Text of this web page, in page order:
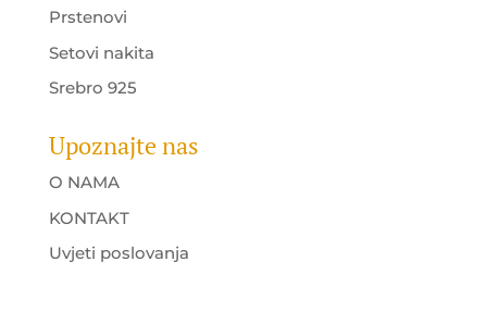
Prstenovi
Setovi nakita
Srebro 925
Upoznajte nas
O NAMA
KONTAKT
Uvjeti poslovanja